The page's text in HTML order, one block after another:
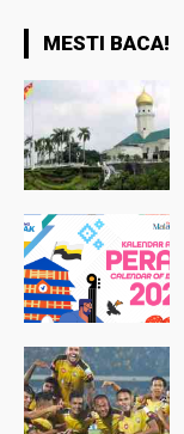
MESTI BACA!